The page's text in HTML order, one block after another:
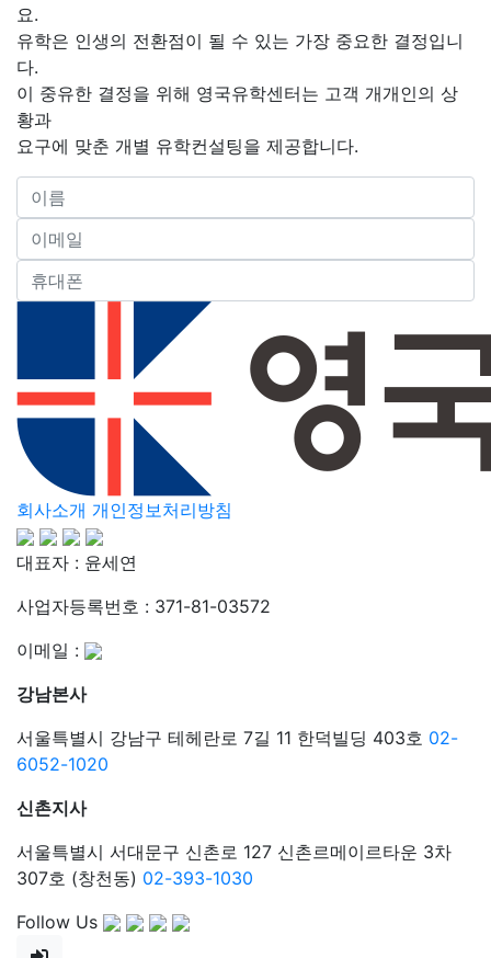
요.
유학은 인생의 전환점이 될 수 있는 가장 중요한 결정입니
다.
이 중유한 결정을 위해 영국유학센터는 고객 개개인의 상
황과
요구에 맞춘 개별 유학컨설팅을 제공합니다.
회사소개 개인정보처리방침
대표자 : 윤세연
사업자등록번호 : 371-81-03572
이메일 :
강남본사
서울특별시 강남구 테헤란로 7길 11 한덕빌딩 403호 02-
6052-1020
신촌지사
서울특별시 서대문구 신촌로 127 신촌르메이르타운 3차
307호 (창천동) 02-393-1030
Follow Us